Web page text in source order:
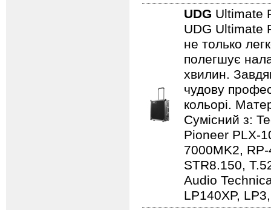
UDG Ultimate
UDG Ultimate
не только
полегшує
хвилин.
чудову
кольорі.
Сумісний з:
Pioneer PLX-
7000MK2,
STR8.150,
Audio
LP140XP,